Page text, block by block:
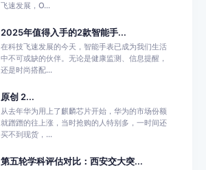
飞速发展，O...
2025年值得入手的2款智能手...
在科技飞速发展的今天，智能手表已成为我们生活
中不可或缺的伙伴。无论是健康监测、信息提醒，
还是时尚搭配...
原创 2...
从去年华为用上了麒麟芯片开始，华为的市场份额
就蹭蹭的往上涨，当时抢购的人特别多，一时间还
买不到现货，...
第五轮学科评估对比：西安交大突...